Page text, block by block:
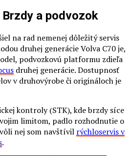
a podvozok
na rad nemenej dôležitý servis
druhej generácie Volva C70 je,
podvozkovú platformu zdieľa
druhej generácie. Dostupnosť
v druhovýrobe či origináloch je
kontroly (STK), kde brzdy síce
limitom, padlo rozhodnutie o
nej som navštívil rýchloservis v
.